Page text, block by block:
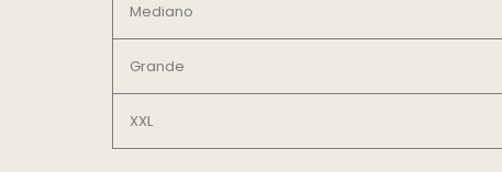
Mediano
Grande
XXL